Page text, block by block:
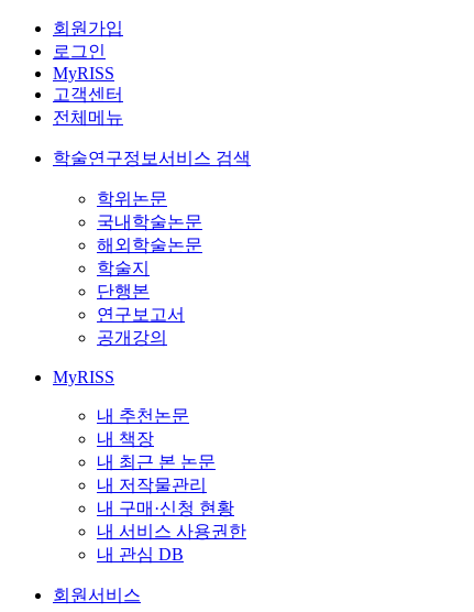
회원가입
로그인
MyRISS
고객센터
전체메뉴
학술연구정보서비스 검색
학위논문
국내학술논문
해외학술논문
학술지
단행본
연구보고서
공개강의
MyRISS
내 추천논문
내 책장
내 최근 본 논문
내 저작물관리
내 구매·신청 현황
내 서비스 사용권한
내 관심 DB
회원서비스